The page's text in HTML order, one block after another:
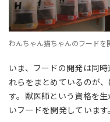
わんちゃん猫ちゃんのフードを
いま、フードの開発は同
れらをまとめているのが
す。獣医師という資格を
いフードを開発しています。